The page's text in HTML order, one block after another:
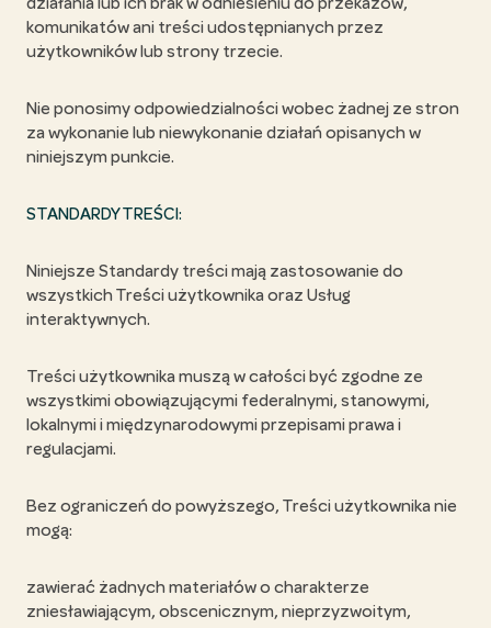
komunikatów ani treści udostępnianych przez
użytkowników lub strony trzecie.
Nie ponosimy odpowiedzialności wobec żadnej ze stron
za wykonanie lub niewykonanie działań opisanych w
niniejszym punkcie.
STANDARDY TREŚCI:
Niniejsze Standardy treści mają zastosowanie do
wszystkich Treści użytkownika oraz Usług
interaktywnych.
Treści użytkownika muszą w całości być zgodne ze
wszystkimi obowiązującymi federalnymi, stanowymi,
lokalnymi i międzynarodowymi przepisami prawa i
regulacjami.
Bez ograniczeń do powyższego, Treści użytkownika nie
mogą:
zawierać żadnych materiałów o charakterze
zniesławiającym, obscenicznym, nieprzyzwoitym,